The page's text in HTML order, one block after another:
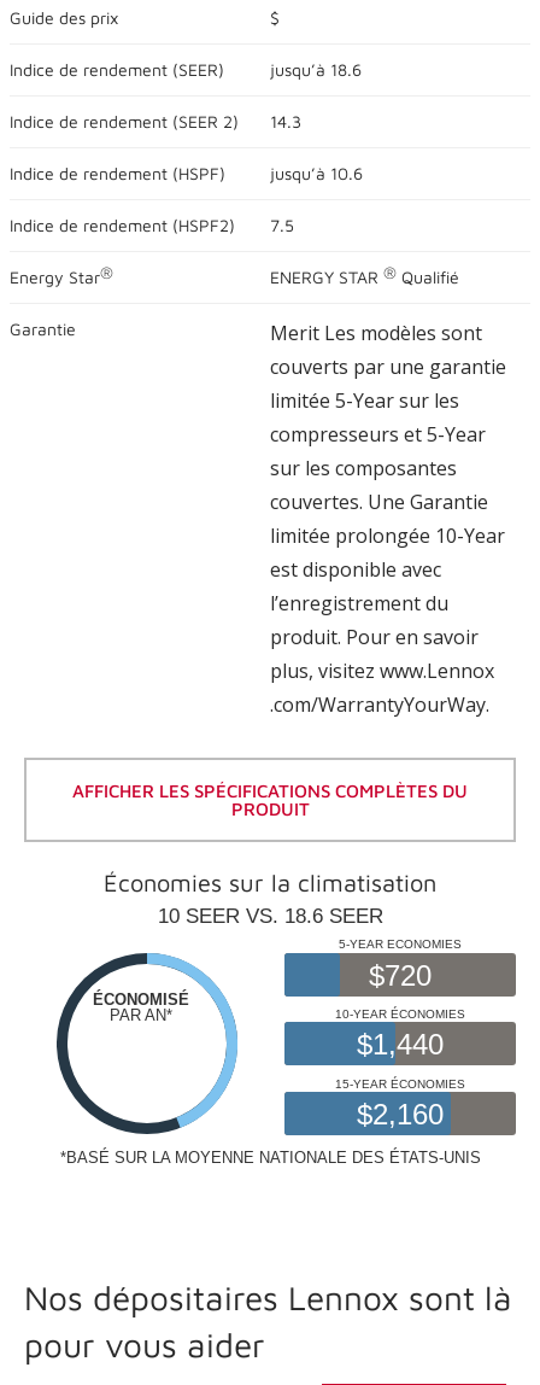
5
étoiles,
nominale
les
2982
.
vers
page.
Guide des prix $
Indice de rendement (SEER) jusqu’à 18.6
Indice de rendement (SEER 2) 14.3
Indice de rendement (HSPF) jusqu’à 10.6
Indice de rendement (HSPF2) 7.5
Energy Star® ENERGY STAR ® Qualifié
Garantie
Merit Les modèles sont
couverts par une garantie
limitée 5-Year sur les
compresseurs et 5-Year
sur les composantes
couvertes. Une Garantie
limitée prolongée 10-Year
est disponible avec
l’enregistrement du
produit. Pour en savoir
plus, visitez www.Lennox
.com/WarrantyYourWay.
AFFICHER LES SPÉCIFICATIONS COMPLÈTES DU
PRODUIT
Économies sur la climatisation
Nos dépositaires Lennox sont là
pour vous aider